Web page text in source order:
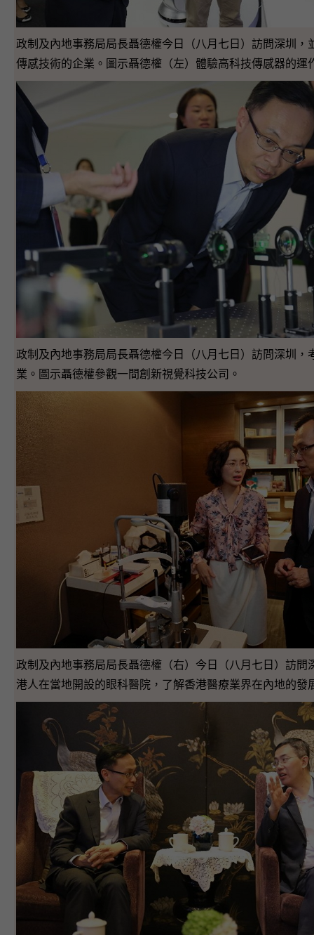
政制及內地事務局局長聶德權今日（八月七日）訪問深圳，
傳感技術的企業。圖示聶德權（左）體驗高科技傳感器的運
政制及內地事務局局長聶德權今日（八月七日）訪問深圳，
業。圖示聶德權參觀一間創新視覺科技公司。
政制及內地事務局局長聶德權（右）今日（八月七日）訪問
港人在當地開設的眼科醫院，了解香港醫療業界在內地的發